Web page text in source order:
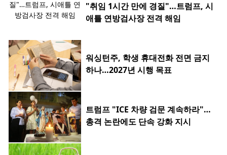
"취임 1시간 만에 경질"…트럼프, 시
애틀 연방검사장 전격 해임
워싱턴주, 학생 휴대전화 전면 금지
하나…2027년 시행 목표
트럼프 "ICE 차량 검문 계속하라"…
총격 논란에도 단속 강화 지시